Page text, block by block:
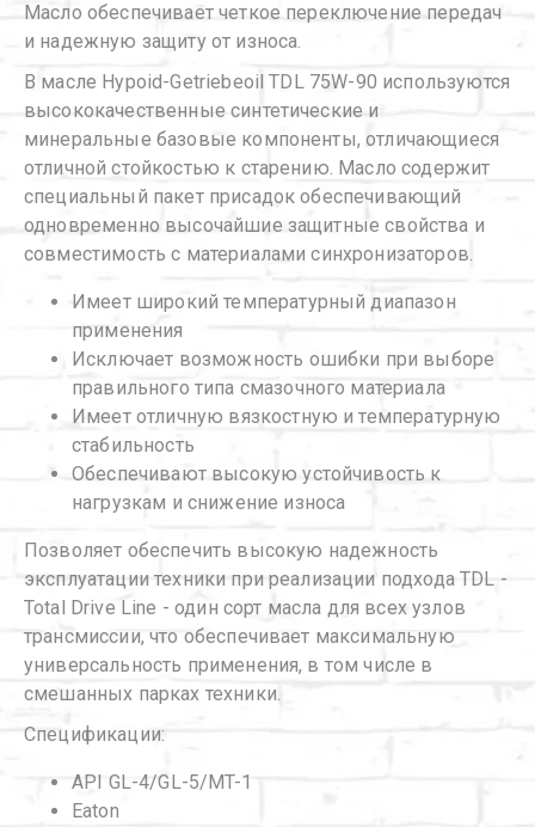
Масло обеспечивает четкое переключение передач
и надежную защиту от износа.
В масле Hypoid-Getriebeoil TDL 75W-90 используются
высококачественные синтетические и
минеральные базовые компоненты, отличающиеся
отличной стойкостью к старению. Масло содержит
специальный пакет присадок обеспечивающий
одновременно высочайшие защитные свойства и
совместимость с материалами синхронизаторов.
Имеет широкий температурный диапазон
применения
Исключает возможность ошибки при выборе
правильного типа смазочного материала
Имеет отличную вязкостную и температурную
стабильность
Обеспечивают высокую устойчивость к
нагрузкам и снижение износа
Позволяет обеспечить высокую надежность
эксплуатации техники при реализации подхода TDL -
Total Drive Line - один сорт масла для всех узлов
трансмиссии, что обеспечивает максимальную
универсальность применения, в том числе в
смешанных парках техники.
Спецификации:
API GL-4/GL-5/MT-1
Eaton